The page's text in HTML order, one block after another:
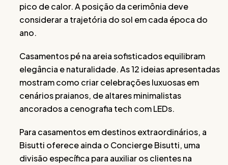
pico de calor. A posição da cerimônia deve
considerar a trajetória do sol em cada época do
ano.
Casamentos pé na areia sofisticados equilibram
elegância e naturalidade. As 12 ideias apresentadas
mostram como criar celebrações luxuosas em
cenários praianos, de altares minimalistas
ancorados a cenografia tech com LEDs.
Para casamentos em destinos extraordinários, a
Bisutti oferece ainda o Concierge Bisutti, uma
divisão específica para auxiliar os clientes na